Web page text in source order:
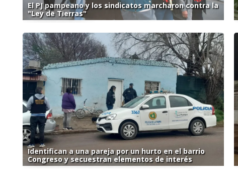
El PJ pampeano y los sindicatos marcharon contra la
"Ley de Tierras"
Identifican a una pareja por un hurto en el barrio
Congreso y secuestran elementos de interés